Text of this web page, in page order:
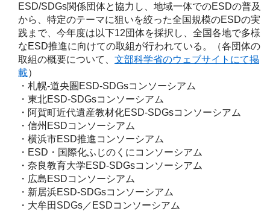
ESD/SDGs関係団体と協力し、地域一体でのESDの普及
から、特定のテーマに狙いを絞った全国規模のESDの実
践まで、今年度は以下12団体を採択し、全国各地で多様
なESD推進に向けての取組が行われている。（各団体の
取組の概要について、 文部科学省のウェブサイトにて掲
載）
・札幌-道央圏ESD-SDGsコンソーシアム
・東北ESD-SDGsコンソーシアム
・阿賀町近代遺産教材化ESD-SDGsコンソーシアム
・信州ESDコンソーシアム
・横浜市ESD推進コンソーシアム
・ESD・国際化ふじのくにコンソーシアム
・奈良教育大学ESD-SDGsコンソーシアム
・広島ESDコンソーシアム
・新居浜ESD-SDGsコンソーシアム
・大牟田SDGs／ESDコンソーシアム